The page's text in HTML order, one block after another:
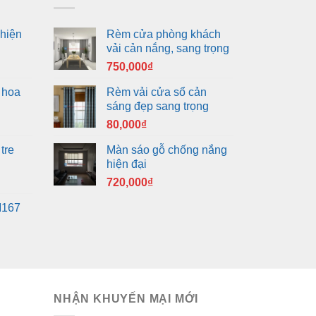
Rèm cửa phòng khách
vải cản nắng, sang trọng
750,000₫
Rèm vải cửa sổ cản
sáng đẹp sang trọng
80,000₫
Màn sáo gỗ chống nắng
hiện đại
720,000₫
NHẬN KHUYẾN MẠI MỚI